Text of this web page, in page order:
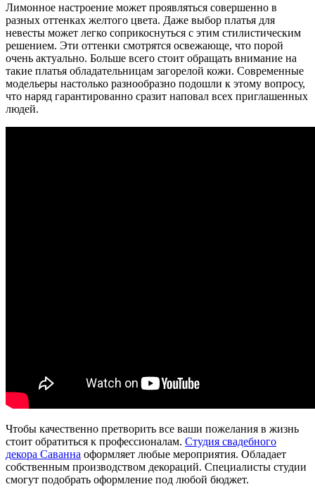
Лимонное настроение может проявляться совершенно в
разных оттенках желтого цвета. Даже выбор платья для
невесты может легко соприкоснуться с этим стилистическим
решением. Эти оттенки смотрятся освежающе, что порой
очень актуально. Больше всего стоит обращать внимание на
такие платья обладательницам загорелой кожи. Современные
модельеры настолько разнообразно подошли к этому вопросу,
что наряд гарантированно сразит наповал всех приглашенных
людей.
Чтобы качественно претворить все ваши пожелания в жизнь
стоит обратиться к профессионалам. Студия свадебного
декора Саванна оформляет любые мероприятия. Обладает
собственным производством декораций. Специалисты студии
смогут подобрать оформление под любой бюджет.